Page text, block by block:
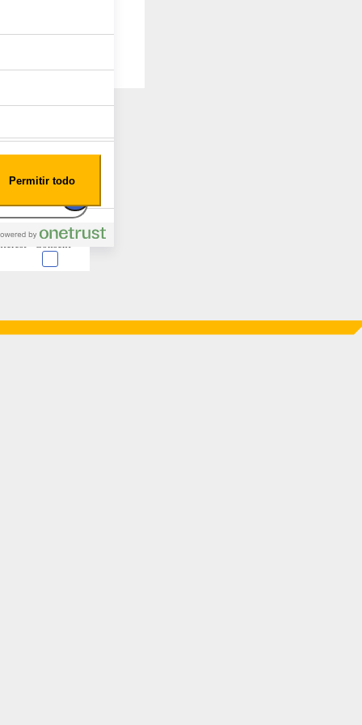
notificado de la
Consent
Permitir todo